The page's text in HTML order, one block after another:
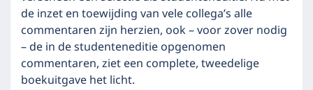
de inzet en toewijding van vele collega’s alle
commentaren zijn herzien, ook – voor zover nodig
– de in de studenteneditie opgenomen
commentaren, ziet een complete, tweedelige
boekuitgave het licht.